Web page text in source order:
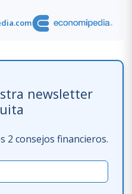
newsletter
2 consejos financieros.